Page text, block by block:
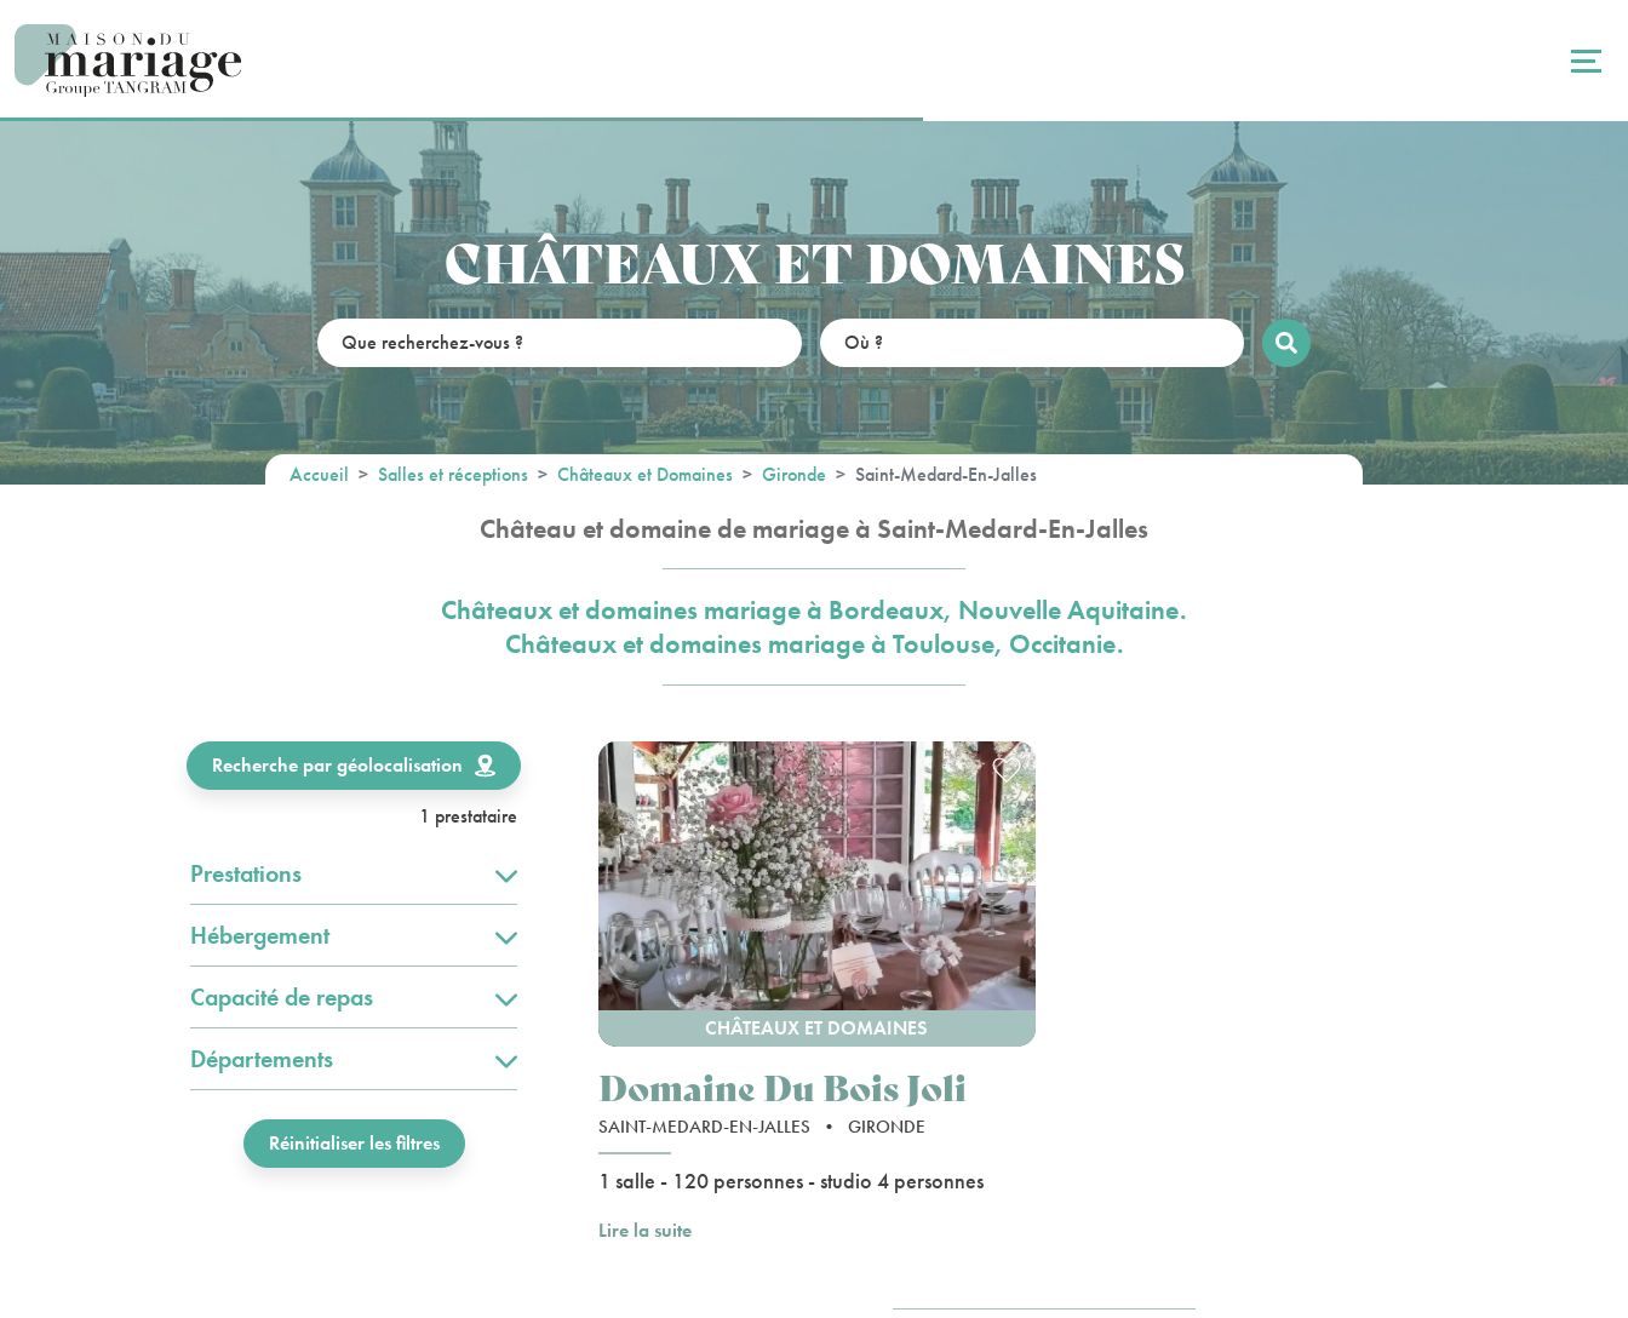
CHÂTEAUX ET DOMAINES
Accueil Salles et réceptions Châteaux et Domaines Gironde Saint-Medard-En-Jalles
Château et domaine de mariage à Saint-Medard-En-Jalles
Châteaux et domaines mariage à Bordeaux, Nouvelle Aquitaine.
Châteaux et domaines mariage à Toulouse, Occitanie.
Recherche par géolocalisation
1 prestataire
Prestations
Hébergement
Capacité de repas
Départements
Réinitialiser les filtres
CHÂTEAUX ET DOMAINES
Domaine Du Bois Joli
SAINT-MEDARD-EN-JALLES • GIRONDE
1 salle - 120 personnes - studio 4 personnes
Lire la suite